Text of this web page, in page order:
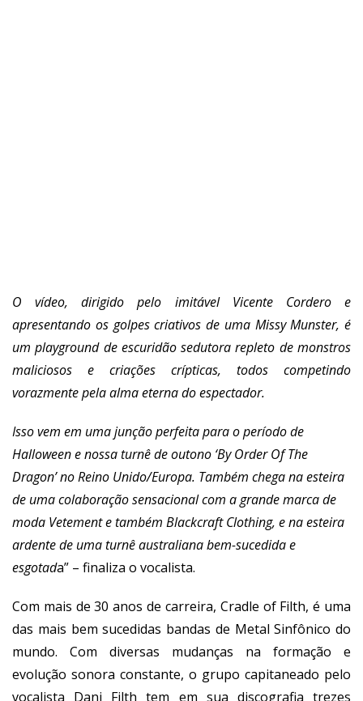
O vídeo, dirigido pelo imitável Vicente Cordero e
apresentando os golpes criativos de uma Missy Munster, é
um playground de escuridão sedutora repleto de monstros
maliciosos e criações crípticas, todos competindo
vorazmente pela alma eterna do espectador.
Isso vem em uma junção perfeita para o período de
Halloween e nossa turnê de outono ‘By Order Of The
Dragon’ no Reino Unido/Europa. Também chega na esteira
de uma colaboração sensacional com a grande marca de
moda Vetement e também Blackcraft Clothing, e na esteira
ardente de uma turnê australiana bem-sucedida e
esgotada” – finaliza o vocalista.
Com mais de 30 anos de carreira, Cradle of Filth, é uma
das mais bem sucedidas bandas de Metal Sinfônico do
mundo. Com diversas mudanças na formação e
evolução sonora constante, o grupo capitaneado pelo
vocalista Dani Filth tem em sua discografia trezes